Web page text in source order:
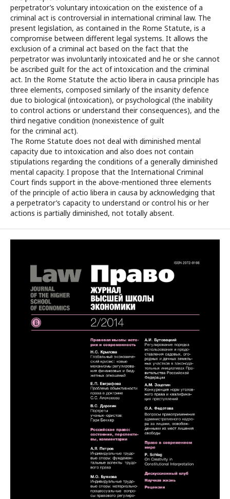
perpetrator’s voluntary intoxication on the existence of a
criminal act is controversial in international criminal law. The
present legislation, as contained in the Rome Statute, is a
compromise between different legal systems. It allows the
exclusion of a criminal act based on the fact that the
perpetrator was involuntarily intoxicated and he or she cannot
be ascribed guilt for the act of intoxication and the criminal
act. In the Rome Statute the actio libera in causa principle has
three elements, composed similarly of the insanity defence
due to biological (intoxication), or psychological (the inability
to control actions or understand their consequences), and the
third negative condition (nonexistence of guilt
for the criminal act).
The Rome Statute does not deal with diminished mental
capacity due to intoxication and also does not contain
stipulations regarding the conditions of a generally diminished
mental capacity. I propose that the International Criminal
Court finds support in the above-mentioned three elements
of the principle of actio libera in causa by acknowledging that
a perpetrator’s capacity to understand or control his or her
actions is partially diminished, not totally absent.